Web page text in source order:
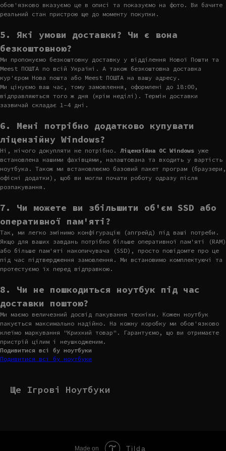
обов'язково вказуємо це в описі та показуємо на фото. Ви бачите
реальний стан пристрою ще до моменту покупки.
5. Які умови доставки? Чи є вона
безкоштовною?
Ми пропонуємо безкоштовну доставку у відділення Нової Пошти та
Meest ПОШТА по всій Україні. А також безкоштовна доставка
кур'єром Нова пошта або Meest ПОШТА на вашу адресу.
Ми цінуємо ваш час, тому замовлення, оформлені до 18:00,
відправляються того ж дня (крім неділі). Термін доставки
зазвичай складає 1-4 дні.
6. Мені потрібно додатково купувати
ліцензійну Windows?
Ні, нічого докупляти не потрібно. Ліцензійна ОС Windows уже
встановлена нашими фахівцями, налаштована та входить у вартість
ноутбука. Також ми встановлюємо базовий пакет програм (браузери,
офісні додатки), щоб ви могли почати роботу одразу після
розпакування.
7. Чи можете ви збільшити об'єм SSD або
оперативної пам'яті?
Так, ми легко змінимо конфігурацію (апгрейд) під ваші потреби.
Якщо для ваших завдань потрібно більше оперативної пам'яті (RAM)
або більше пам'яті накопичувача (SSD), просто повідомте про це
під час підтвердження замовлення. Ми встановимо комплектуючі та
протестуємо їх перед відправкою.
8. Чи не пошкодиться ноутбук під час
доставки поштою?
Ми маємо величезний досвід пакування техніки. Кожен ноутбук
пакується максимально надійно. На кожну коробку ми обов'язково
клеїмо маркування "Крихкий товар". Гарантуємо, що ви отримаєте
пристрій цілим і неушкодженим.
Подивитися всі бу ноутбуки
Подивитися всі бу ноутбуки
Ще Ігрові Ноутбуки
Made on Tilda